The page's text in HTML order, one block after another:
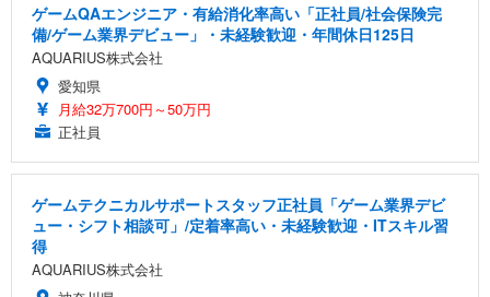
ゲームQAエンジニア・有給消化率高い「正社員/社会保険完
備/ゲーム業界デビュー」・未経験歓迎・年間休日125日
AQUARIUS株式会社
愛知県
月給32万700円～50万円
正社員
ゲームテクニカルサポートスタッフ正社員「ゲーム業界デビ
ュー・シフト相談可」/定着率高い・未経験歓迎・ITスキル習
得
AQUARIUS株式会社